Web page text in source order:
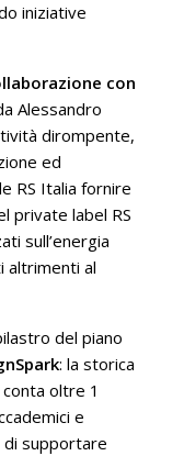
iniziative
con
Alessandro
dirompente,
ed
RS Italia fornire
private label RS
sull’energia
altrimenti al
del piano
: la storica
oltre 1
e
di supportare